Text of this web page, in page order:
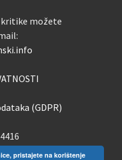
kritike možete
(GDPR)
pristajete na korištenje